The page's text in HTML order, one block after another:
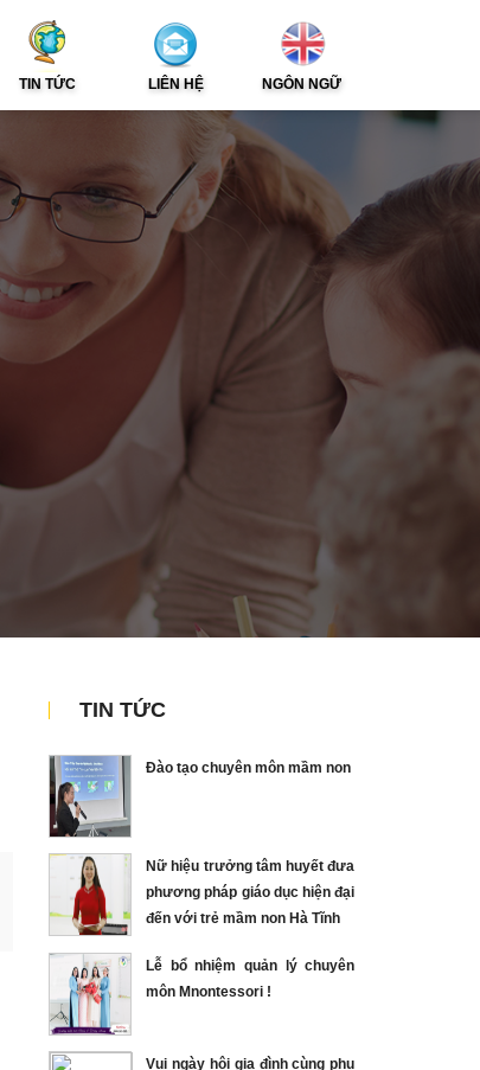
TIN TỨC LIÊN HỆ NGÔN NGỮ
TIN TỨC
Đào tạo chuyên môn mầm non
Nữ hiệu trưởng tâm huyết đưa
phương pháp giáo dục hiện đại
đến với trẻ mầm non Hà Tĩnh
Lễ bổ nhiệm quản lý chuyên
môn Mnontessori !
Vui ngày hội gia đình cùng phụ